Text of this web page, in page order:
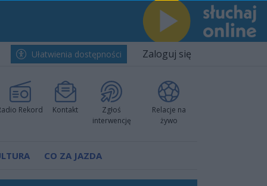
Ułatwienia dostępności Zaloguj się
Rekord Kontakt
Zgłoś
interwencję
Relacje na
żywo
CO ZA JAZDA